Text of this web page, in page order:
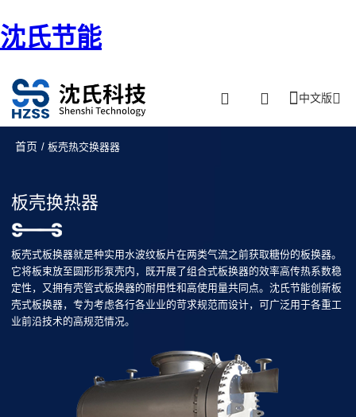
沈氏节能
中文版
首页 / 板壳热交换器器
板壳换热器
板壳式板换器就是种实用水波纹板片在两类气流之前获取糖份的板换器。
它将板束放至圆形形泵壳内，既开展了组合式板换器的效率高传热系数稳
定性，又拥有壳管式板换器的耐用性和高使用量共同点。沈氏节能创新板
壳式板换器，专为考虑各行各业业的苛求规范而设计，可广泛用于各重工
业前沿技术的高规范情况。